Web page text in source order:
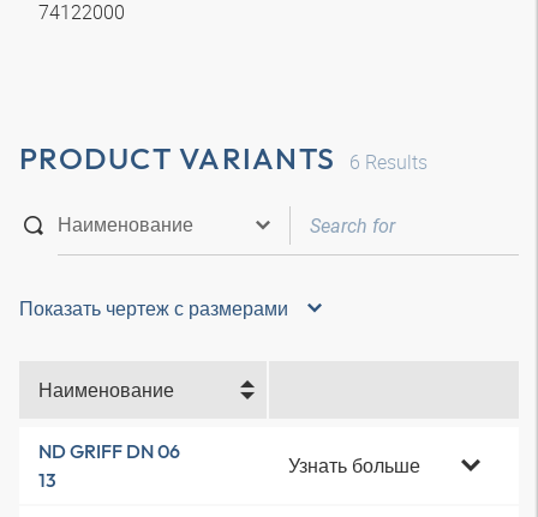
74122000
PRODUCT VARIANTS 6 Results
Показать чертеж с размерами
Наименование
ND GRIFF DN 06
13
Узнать больше